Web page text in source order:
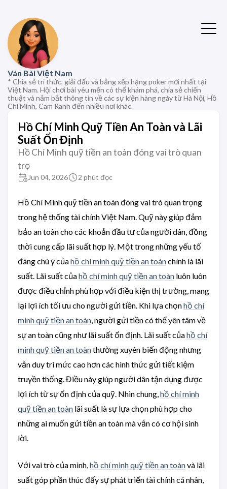
Ván Bài Việt Nam
* Chia sẻ tri thức, giải đấu và bảng xếp hạng poker mới nhất tại
Việt Nam. Hội chơi bài yêu mến có thể khám phá, chia sẻ chiến
thuật và nắm bắt thông tin về các sự kiện hàng ngày từ Hà Nội, Hồ
Chí Minh, Cam Ranh đến nhiều nơi khác.
Hồ Chí Minh Quỹ Tiền An Toàn và Lãi
Suất Ổn Định
Hồ Chí Minh quỹ tiền an toàn đóng vai trò quan
trọ
Jun 04, 2026 2 phút đọc
Hồ Chí Minh quỹ tiền an toàn đóng vai trò quan trọng
trong hệ thống tài chính Việt Nam. Quỹ này giúp đảm
bảo an toàn cho các khoản đầu tư của người dân, đồng
thời cung cấp lãi suất hợp lý. Một trong những yếu tố
đáng chú ý củahồ chí minh quỹ tiền an toànchính là lãi
suất. Lãi suất củahồ chí minh quỹ tiền an toàn luôn luôn
được điều chỉnh phù hợp với điều kiện thị trường, mang
lại lợi ích tối ưu cho người gửi tiền. Khi lựa chọnhồ chí
minh quỹ tiền an toàn, người gửi tiền có thể yên tâm về
sự an toàn cũng như lãi suất ổn định. Lãi suất củahồ chí
minh quỹ tiền an toànthường xuyên biến động nhưng
vẫn duy trì mức cao hơn các hình thức gửi tiết kiệm
truyền thống. Điều này giúp người dân tận dụng được
lợi ích từ sự ổn định của quỹ. Nhìn chung,hồ chí minh
quỹ tiền an toàn lãi suất là sự lựa chọn phù hợp cho
những ai muốn gửi tiền an toàn mà vẫn có cơ hội sinh
lời.
Với vai trò của mình,hồ chí minh quỹ tiền an toànvà lãi
suất góp phần thúc đẩy sự phát triển tài chính cá nhân,